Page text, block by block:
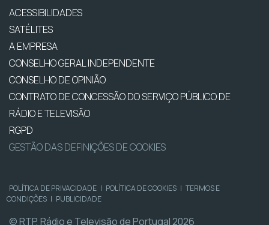
ACESSIBILIDADES
SATÉLITES
A EMPRESA
CONSELHO GERAL INDEPENDENTE
CONSELHO DE OPINIÃO
CONTRATO DE CONCESSÃO DO SERVIÇO PÚBLICO DE
RÁDIO E TELEVISÃO
RGPD
GESTÃO DAS DEFINIÇÕES DE COOKIES
POLÍTICA DE PRIVACIDADE | POLÍTICA DE COOKIES | TERMOS E
CONDIÇÕES | PUBLICIDADE
© RTP, Rádio e Televisão de Portugal 2026